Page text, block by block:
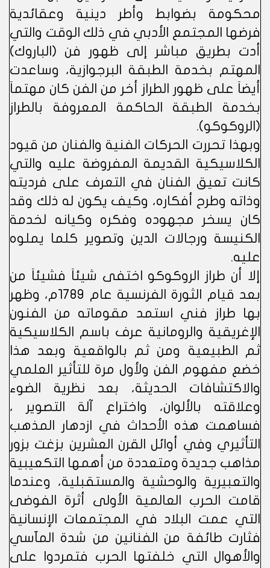
محكومة بضوابط وأطر دينية وعقائدية
فرضها المجتمع الأدبي في ذلك الوقت والتي
أدت بطريق مباشر إلى ظهور فن (الباروك)
المهتم بخدمة الطبقة البرجوازية، وساعدت
أيضاَ على ظهور الطراز أخر من الفن كان مهتماَ
بخدمة الطبقة الحاكمة المعروفة بالطراز
(الروكوكو).
وبهذا تحررت الحركات الفنية والفنان من قيود
الكلاسيكية القديمة المفروضة عليه والتي
كانت تعيق الفنان في التعرف على فرديته
وذاته وطرح أفكاره، وكيف يكون له ذلك وقد
كان يسخر مجهوده وفكره وكيانه لخدمة
الكنيسة ورجالات الدين وتصوير كلما يملوه
عليه.
إلا أن طراز الروكوكو اختفى شيئاَ فشيئاَ من
بعد قيام الثورة الفرنسية عام 1789م، وظهر
بها طراز فني استمد مقوماته من الفنون
الإغريقية والرومانية عرف باسم الكلاسيكية
ثم الطبيعية ومن ثم بالواقعية وبعد هذا
خضع مفهوم الفن ولأول مرة للتأثير العلمي
والاكتشافات الحديثة، بعد نظرية الضوء
وعلاقته بالألوان، واختراع آلة التصوير ،
فساهمت هذه الأحداث في ازدهار المذهب
التأثيري وفي أوائل القرن العشرين بزغت بزور
مذاهب جديدة ومتعددة من أهمها التكعيبية
والتعبيرية والوحشية والمستقبلية، وعندما
قامت الحرب العالمية الأولى أثرة الفوضى
التي عمت البلاد في المجتمعات الإنسانية
فثارت طائفة من الفنانين من شدة المآسي
والأهوال التي خلفتها الحرب فتمردوا على